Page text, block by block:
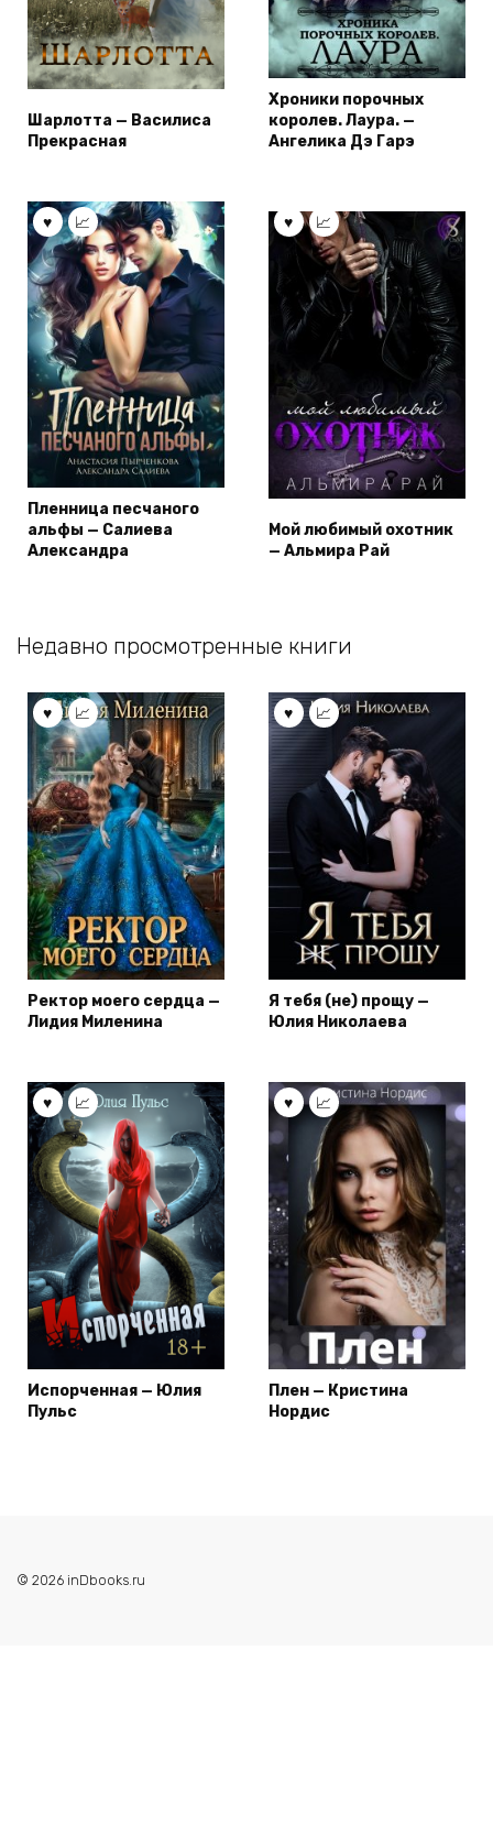
Шарлотта — Василиса
Прекрасная
Хроники порочных
королев. Лаура. —
Ангелика Дэ Гарэ
Пленница песчаного
альфы — Салиева
Александра
Мой любимый охотник
— Альмира Рай
Недавно просмотренные книги
Ректор моего сердца —
Лидия Миленина
Я тебя (не) прощу —
Юлия Николаева
Испорченная — Юлия
Пульс
Плен — Кристина
Нордис
© 2026 inDbooks.ru